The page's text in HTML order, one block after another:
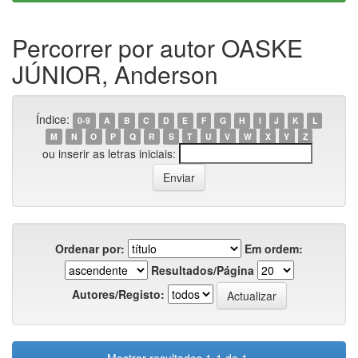
Percorrer por autor OASKE
JÚNIOR, Anderson
Índice: 0-9 A B C D E F G H I J K
L
M
N O P Q R S T U V W X Y Z
ou inserir as letras iniciais:
Ordenar por:
Em ordem:
Resultados/Página
Autores/Registo: